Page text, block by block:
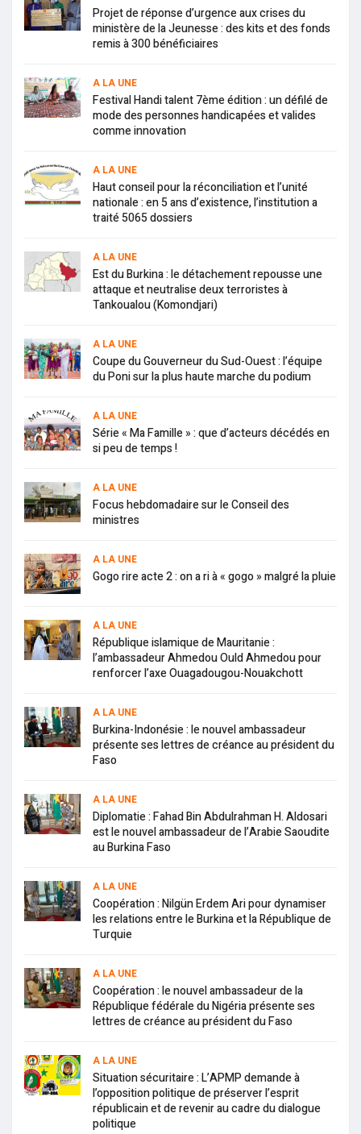
Projet de réponse d’urgence aux crises du
ministère de la Jeunesse : des kits et des fonds
remis à 300 bénéficiaires
A LA UNE
Festival Handi talent 7ème édition : un défilé de
mode des personnes handicapées et valides
comme innovation
A LA UNE
Haut conseil pour la réconciliation et l’unité
nationale : en 5 ans d’existence, l’institution a
traité 5065 dossiers
A LA UNE
Est du Burkina : le détachement repousse une
attaque et neutralise deux terroristes à
Tankoualou (Komondjari)
A LA UNE
Coupe du Gouverneur du Sud-Ouest : l’équipe
du Poni sur la plus haute marche du podium
A LA UNE
Série « Ma Famille » : que d’acteurs décédés en
si peu de temps !
A LA UNE
Focus hebdomadaire sur le Conseil des
ministres
A LA UNE
Gogo rire acte 2 : on a ri à « gogo » malgré la pluie
A LA UNE
République islamique de Mauritanie :
l’ambassadeur Ahmedou Ould Ahmedou pour
renforcer l’axe Ouagadougou-Nouakchott
A LA UNE
Burkina-Indonésie : le nouvel ambassadeur
présente ses lettres de créance au président du
Faso
A LA UNE
Diplomatie : Fahad Bin Abdulrahman H. Aldosari
est le nouvel ambassadeur de l’Arabie Saoudite
au Burkina Faso
A LA UNE
Coopération : Nilgün Erdem Ari pour dynamiser
les relations entre le Burkina et la République de
Turquie
A LA UNE
Coopération : le nouvel ambassadeur de la
République fédérale du Nigéria présente ses
lettres de créance au président du Faso
A LA UNE
Situation sécuritaire : L’APMP demande à
l’opposition politique de préserver l’esprit
républicain et de revenir au cadre du dialogue
politique